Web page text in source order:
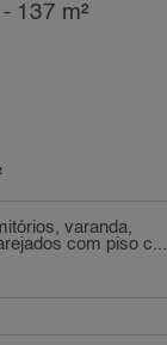
137 m²
varanda,
com piso c...